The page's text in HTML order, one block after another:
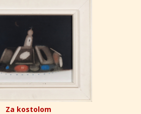
Za kostolom